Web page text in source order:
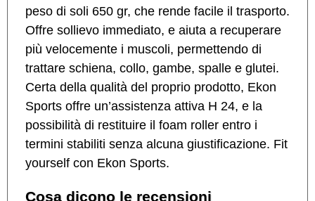
peso di soli 650 gr, che rende facile il trasporto.
Offre sollievo immediato, e aiuta a recuperare
più velocemente i muscoli, permettendo di
trattare schiena, collo, gambe, spalle e glutei.
Certa della qualità del proprio prodotto, Ekon
Sports offre un’assistenza attiva H 24, e la
possibilità di restituire il foam roller entro i
termini stabiliti senza alcuna giustificazione. Fit
yourself con Ekon Sports.
Cosa dicono le recensioni